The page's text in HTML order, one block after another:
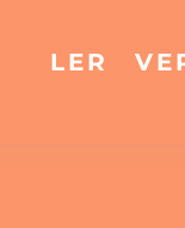
LER